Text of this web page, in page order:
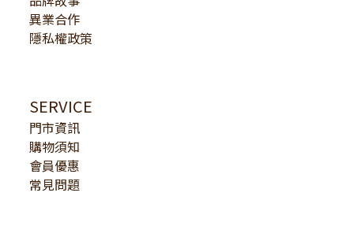
異業合作
隱私權政策
SERVICE
門市資訊
購物須知
會員優惠
常見問題